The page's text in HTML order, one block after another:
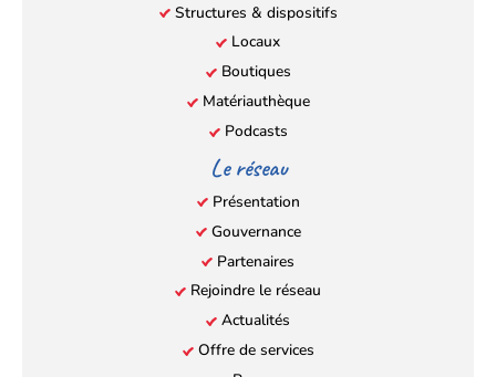
Structures & dispositifs
Locaux
Boutiques
Matériauthèque
Podcasts
Le réseau
Présentation
Gouvernance
Partenaires
Rejoindre le réseau
Actualités
Offre de services